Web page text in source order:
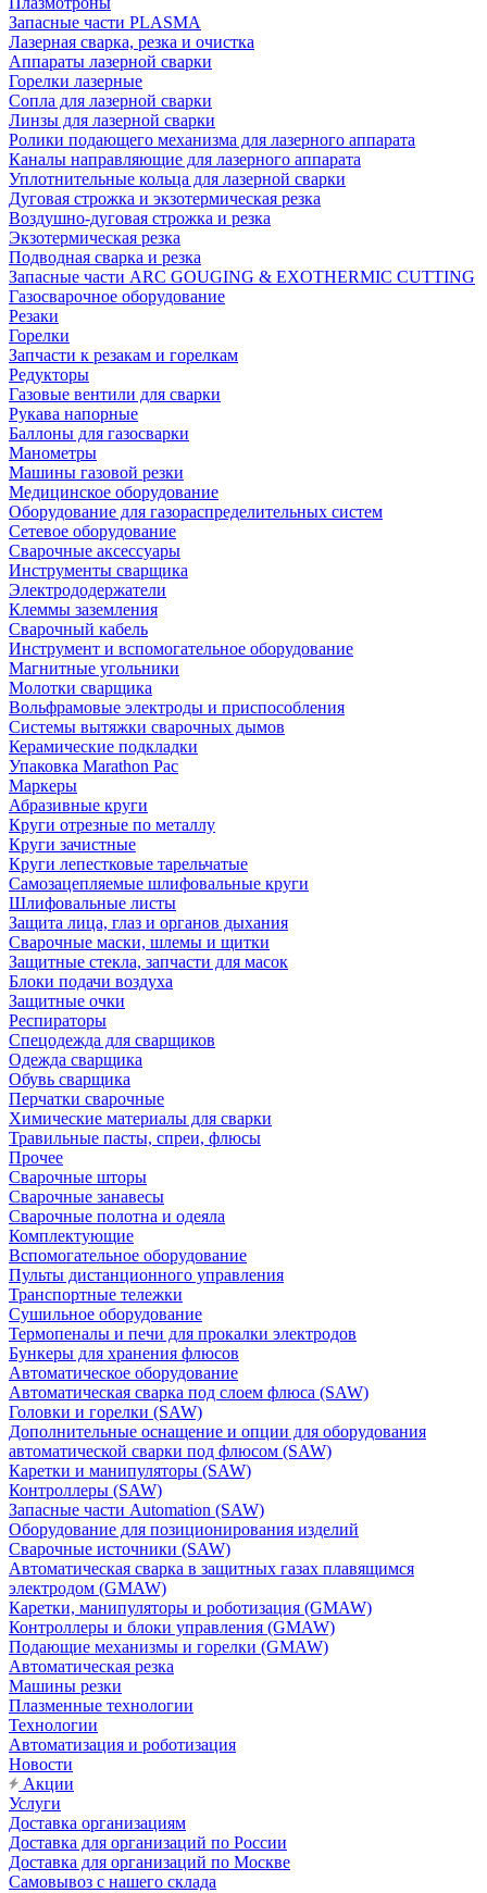
Запасные части PLASMA
Лазерная сварка, резка и очистка
Аппараты лазерной сварки
Горелки лазерные
Сопла для лазерной сварки
Линзы для лазерной сварки
Ролики подающего механизма для лазерного аппарата
Каналы направляющие для лазерного аппарата
Уплотнительные кольца для лазерной сварки
Дуговая строжка и экзотермическая резка
Воздушно-дуговая строжка и резка
Экзотермическая резка
Подводная сварка и резка
Запасные части ARC GOUGING & EXOTHERMIC CUTTING
Газосварочное оборудование
Резаки
Горелки
Запчасти к резакам и горелкам
Редукторы
Газовые вентили для сварки
Рукава напорные
Баллоны для газосварки
Манометры
Машины газовой резки
Медицинское оборудование
Оборудование для газораспределительных систем
Сетевое оборудование
Сварочные аксессуары
Инструменты сварщика
Электрододержатели
Клеммы заземления
Сварочный кабель
Инструмент и вспомогательное оборудование
Магнитные угольники
Молотки сварщика
Вольфрамовые электроды и приспособления
Системы вытяжки сварочных дымов
Керамические подкладки
Упаковка Marathon Pac
Маркеры
Абразивные круги
Круги отрезные по металлу
Круги зачистные
Круги лепестковые тарельчатые
Самозацепляемые шлифовальные круги
Шлифовальные листы
Защита лица, глаз и органов дыхания
Сварочные маски, шлемы и щитки
Защитные стекла, запчасти для масок
Блоки подачи воздуха
Защитные очки
Респираторы
Спецодежда для сварщиков
Одежда сварщика
Обувь сварщика
Перчатки сварочные
Химические материалы для сварки
Травильные пасты, спреи, флюсы
Прочее
Сварочные шторы
Сварочные занавесы
Сварочные полотна и одеяла
Комплектующие
Вспомогательное оборудование
Пульты дистанционного управления
Транспортные тележки
Сушильное оборудование
Термопеналы и печи для прокалки электродов
Бункеры для хранения флюсов
Автоматическое оборудование
Автоматическая сварка под слоем флюса (SAW)
Головки и горелки (SAW)
Дополнительные оснащение и опции для оборудования
автоматической сварки под флюсом (SAW)
Каретки и манипуляторы (SAW)
Контроллеры (SAW)
Запасные части Automation (SAW)
Оборудование для позиционирования изделий
Сварочные источники (SAW)
Автоматическая сварка в защитных газах плавящимся
электродом (GMAW)
Каретки, манипуляторы и роботизация (GMAW)
Контроллеры и блоки управления (GMAW)
Подающие механизмы и горелки (GMAW)
Автоматическая резка
Машины резки
Плазменные технологии
Технологии
Автоматизация и роботизация
Новости
Акции
Услуги
Доставка организациям
Доставка для организаций по России
Доставка для организаций по Москве
Самовывоз с нашего склада